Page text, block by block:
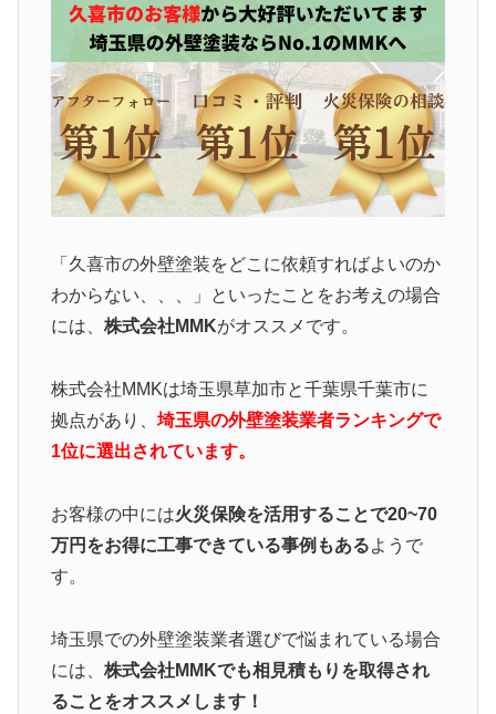
「久喜市の外壁塗装をどこに依頼すればよいのか
わからない、、、」といったことをお考えの場合
には、 株式会社MMKがオススメです。
株式会社MMKは埼玉県草加市と千葉県千葉市に
拠点があり、 埼玉県の外壁塗装業者ランキングで
1位に選出されています。
お客様の中には火災保険を活用することで20~70
万円をお得に工事できている事例もあるようで
す。
埼玉県での外壁塗装業者選びで悩まれている場合
には、 株式会社MMKでも相見積もりを取得され
ることをオススメします！